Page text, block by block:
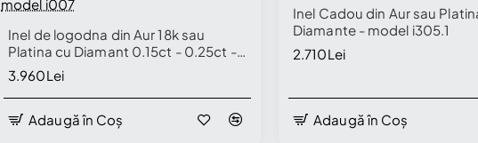
🔥 Selling fast
Inel de logodna din Aur 18k sau
Platina cu Diamant 0.15ct - 0.25ct -
model i007
3.960Lei
Adaugă în Coș
🔥
Inel Cadou din Aur sau
Diamante - model i305.1
2.710Lei
Adaugă în Coș